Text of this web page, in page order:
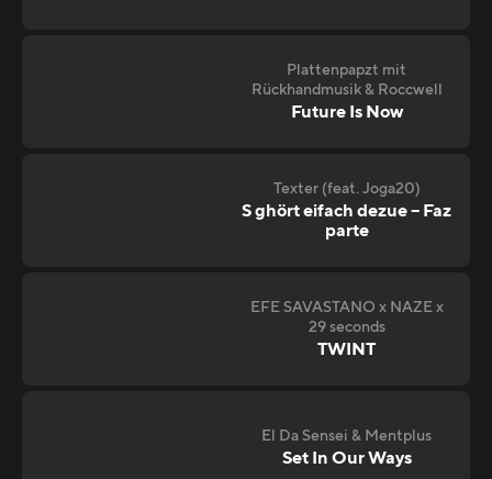
Plattenpapzt mit
Rückhandmusik & Roccwell
Future Is Now
Texter (feat. Joga20)
S ghört eifach dezue – Faz
parte
EFE SAVASTANO x NAZE x
29 seconds
TWINT
El Da Sensei & Mentplus
Set In Our Ways